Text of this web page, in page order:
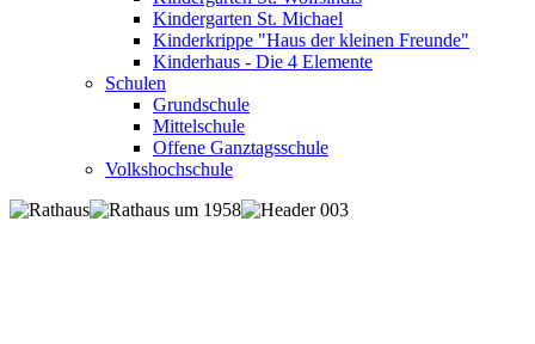
Kindergarten St. Michael
Kinderkrippe "Haus der kleinen Freunde"
Kinderhaus - Die 4 Elemente
Schulen
Grundschule
Mittelschule
Offene Ganztagsschule
Volkshochschule